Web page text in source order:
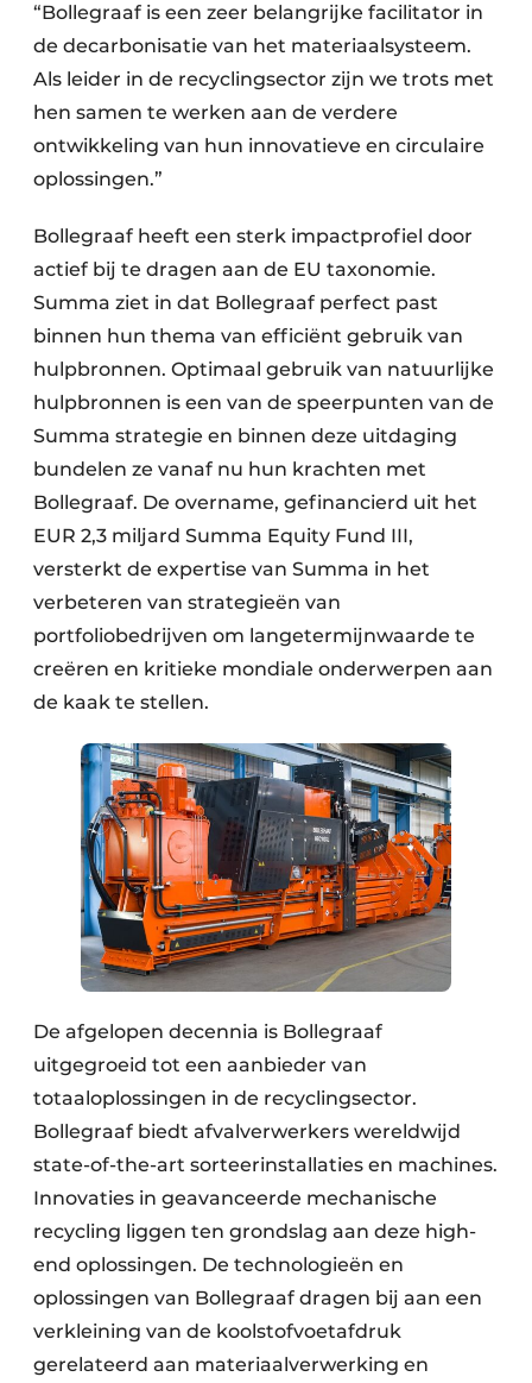
“Bollegraaf is een zeer belangrijke facilitator in
de decarbonisatie van het materiaalsysteem.
Als leider in de recyclingsector zijn we trots met
hen samen te werken aan de verdere
ontwikkeling van hun innovatieve en circulaire
oplossingen.”
Bollegraaf heeft een sterk impactprofiel door
actief bij te dragen aan de EU taxonomie.
Summa ziet in dat Bollegraaf perfect past
binnen hun thema van efficiënt gebruik van
hulpbronnen. Optimaal gebruik van natuurlijke
hulpbronnen is een van de speerpunten van de
Summa strategie en binnen deze uitdaging
bundelen ze vanaf nu hun krachten met
Bollegraaf. De overname, gefinancierd uit het
EUR 2,3 miljard Summa Equity Fund III,
versterkt de expertise van Summa in het
verbeteren van strategieën van
portfoliobedrijven om langetermijnwaarde te
creëren en kritieke mondiale onderwerpen aan
de kaak te stellen.
De afgelopen decennia is Bollegraaf
uitgegroeid tot een aanbieder van
totaaloplossingen in de recyclingsector.
Bollegraaf biedt afvalverwerkers wereldwijd
state-of-the-art sorteerinstallaties en machines.
Innovaties in geavanceerde mechanische
recycling liggen ten grondslag aan deze high-
end oplossingen. De technologieën en
oplossingen van Bollegraaf dragen bij aan een
verkleining van de koolstofvoetafdruk
gerelateerd aan materiaalverwerking en